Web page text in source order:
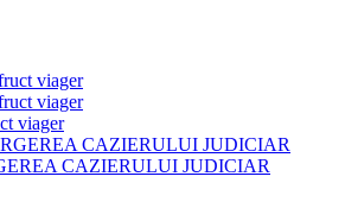
viager
viager
viager
CAZIERULUI JUDICIAR
CAZIERULUI JUDICIAR